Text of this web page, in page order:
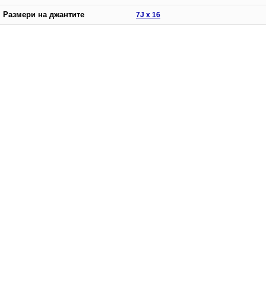
Размери на джантите 7J x 16